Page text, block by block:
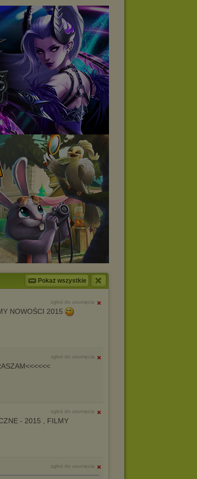
Pokaż wszystkie
zgłoś do usunięcia
NOWOŚCI 2015
zgłoś do usunięcia
zgłoś do usunięcia
- 2015 , FILMY
zgłoś do usunięcia